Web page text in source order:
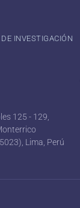
INVESTIGACIÓN
125 - 129,
Lima, Perú